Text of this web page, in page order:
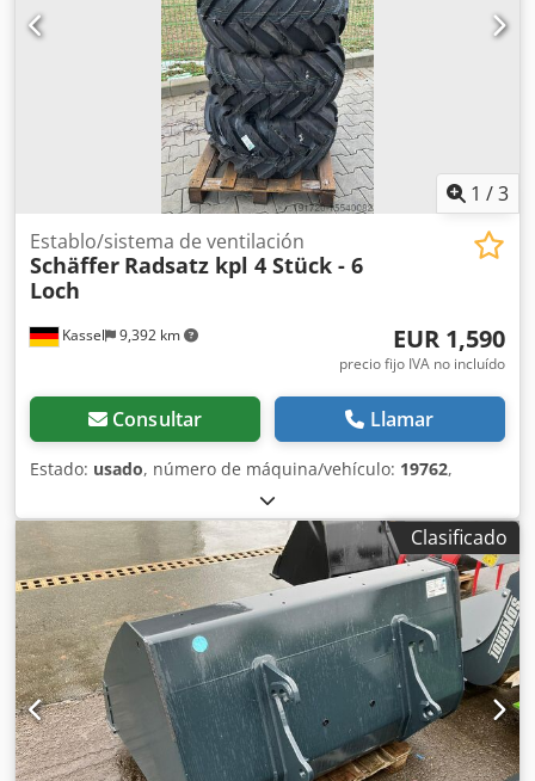
1 /3
Kassel 9,392 km
Establo/sistema de ventilación
Schäffer Radsatz kpl 4 Stück - 6
Loch
EUR 1,590
precio fijo IVA no incluído
Consultar Llamar
Estado: usado, número de máquina/vehículo: 19762,
Clasificado